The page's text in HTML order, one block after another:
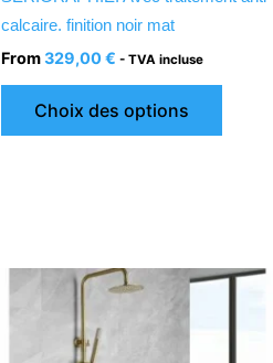
calcaire. finition noir mat
From329,00€ - TVA incluse
Choix des options